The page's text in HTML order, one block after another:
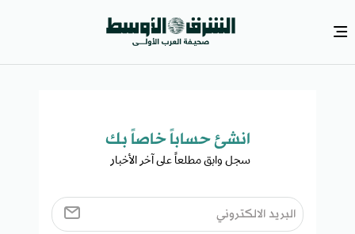
انشئ حساباً خاصاً بك​
سجل وابق مطلعاً على آخر الأخبار ​